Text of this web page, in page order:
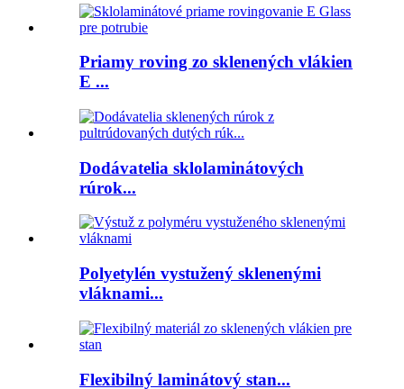
Priamy roving zo sklenených vlákien
E ...
Dodávatelia sklolaminátových
rúrok...
Polyetylén vystužený sklenenými
vláknami...
Flexibilný laminátový stan...